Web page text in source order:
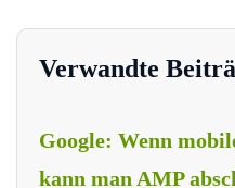
Verwandte
Google: Wenn
kann man AMP